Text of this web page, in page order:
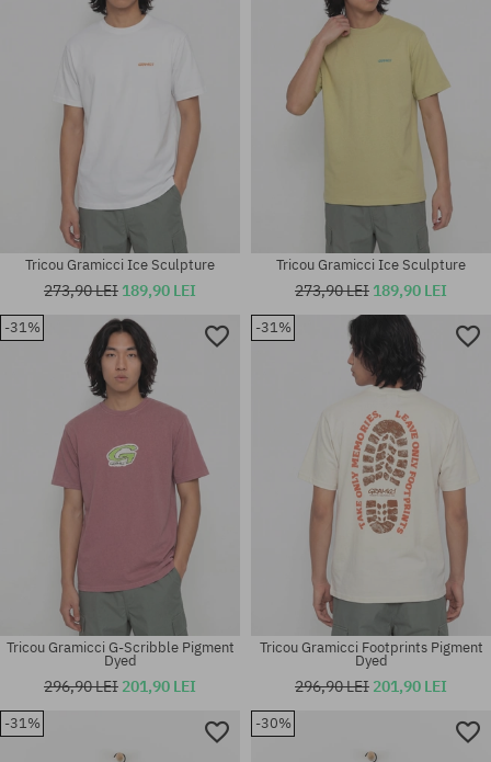
Tricou Gramicci Ice Sculpture
273,90 LEI 189,90 LEI
Tricou Gramicci Ice Sculpture
273,90 LEI 189,90 LEI
-31%
Tricou Gramicci G-Scribble Pigment
Dyed
296,90 LEI 201,90 LEI
-31%
Tricou Gramicci Footprints Pigment
Dyed
296,90 LEI 201,90 LEI
-31% -30%